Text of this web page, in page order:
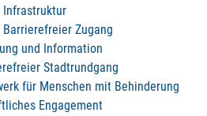
Infrastruktur
Barrierefreier Zugang
und Information
Stadtrundgang
für Menschen mit Behinderung
Engagement